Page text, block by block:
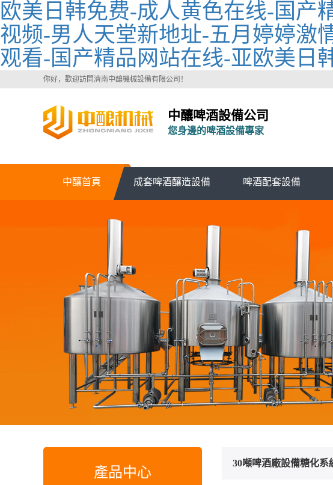
欧美日韩免费-成人黄色在线-国产
视频-男人天堂新地址-五月婷婷激
观看-国产精品网站在线-亚欧美日
你好，歡迎訪問濟南中釀機械設備有限公司！
中釀啤酒設備公司
您身邊的啤酒設備專家
中釀首頁 成套啤酒釀造設備 啤酒配套設備
產品中心
30噸啤酒廠設備糖化